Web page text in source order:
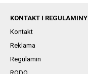
KONTAKT I REGULAMINY
Kontakt
Reklama
Regulamin